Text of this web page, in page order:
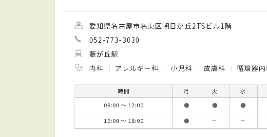
愛知県名古屋市名東区朝日が丘2TSビル1階
052-773-3030
藤が丘駅
内科
アレルギー科 小児科 皮膚科 循環器
時間 月 火 水
09:00 ～ 12:00
● ● ●
16:00 ～ 18:00
● － －